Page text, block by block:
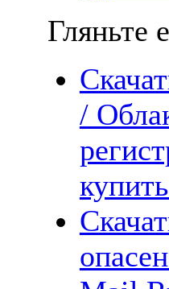
Гляньте
/